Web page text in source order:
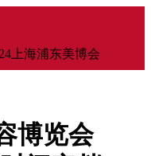
上海浦东美博会
博览会